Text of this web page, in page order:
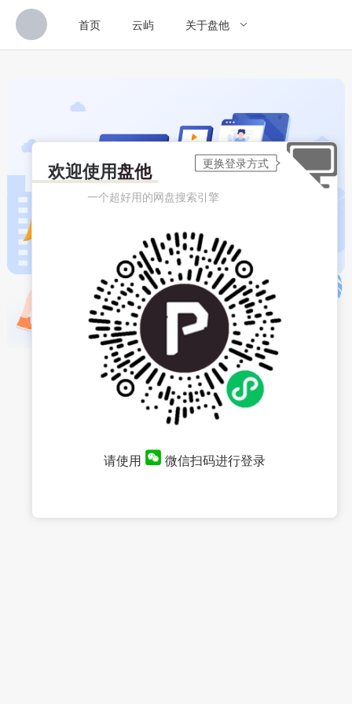
首页 云屿 关于盘他
欢迎使用盘他
一个超好用的网盘搜索引擎
请使用 微信扫码进行登录